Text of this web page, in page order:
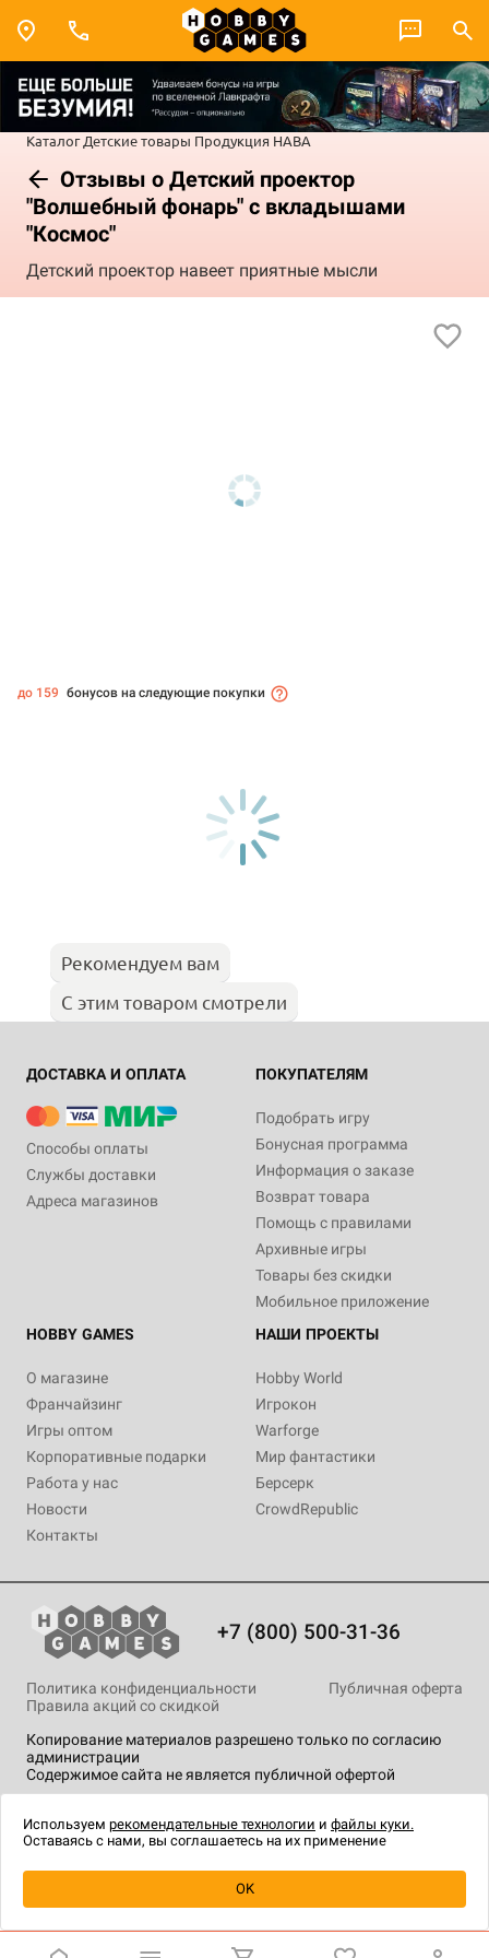
Каталог Детские товары Продукция HABA
Отзывы о Детский проектор
"Волшебный фонарь" с вкладышами
"Космос"
Детский проектор навеет приятные мысли
до 159 бонусов на следующие покупки
Рекомендуем вам
С этим товаром смотрели
ДОСТАВКА И ОПЛАТА
Способы оплаты
Службы доставки
Адреса магазинов
ПОКУПАТЕЛЯМ
Подобрать игру
Бонусная программа
Информация о заказе
Возврат товара
Помощь с правилами
Архивные игры
Товары без скидки
Мобильное приложение
HOBBY GAMES
О магазине
Франчайзинг
Игры оптом
Корпоративные подарки
Работа у нас
Новости
Контакты
НАШИ ПРОЕКТЫ
Hobby World
Игрокон
Warforge
Мир фантастики
Берсерк
CrowdRepublic
+7 (800) 500-31-36
Копирование материалов разрешено только по согласию
администрации
Содержимое сайта не является публичной офертой
Политика конфиденциальности
Публичная оферта
Правила акций со скидкой
технологии.
Используем рекомендательные технологии и файлы куки.
Оставаясь с нами, вы соглашаетесь на их применение
OK